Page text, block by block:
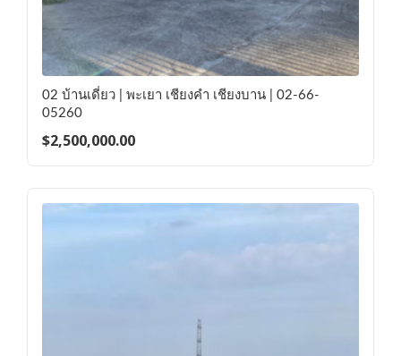
02 บ้านเดี่ยว | พะเยา เชียงคำ เชียงบาน | 02-66-
05260
$2,500,000.00